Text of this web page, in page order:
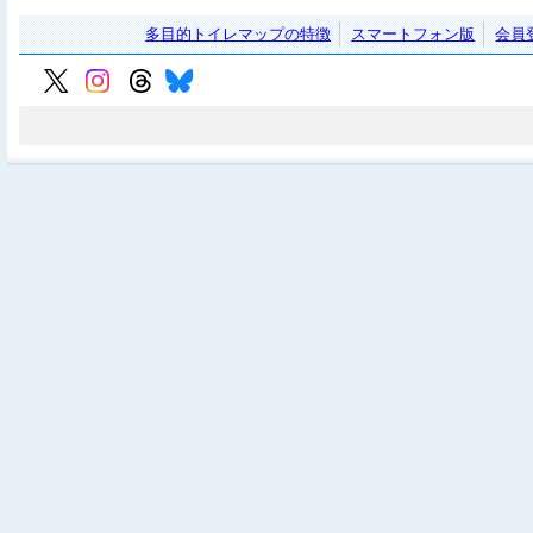
多目的トイレマップの特徴 スマートフォン版 会員